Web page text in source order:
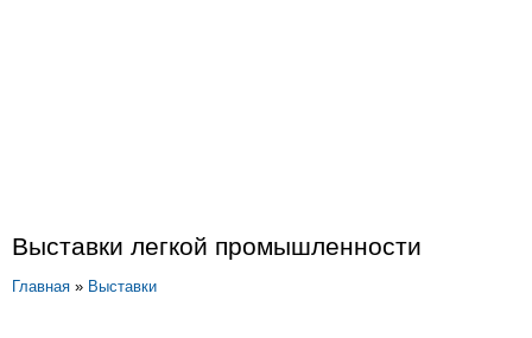
Выставки легкой промышленности
Главная » Выставки